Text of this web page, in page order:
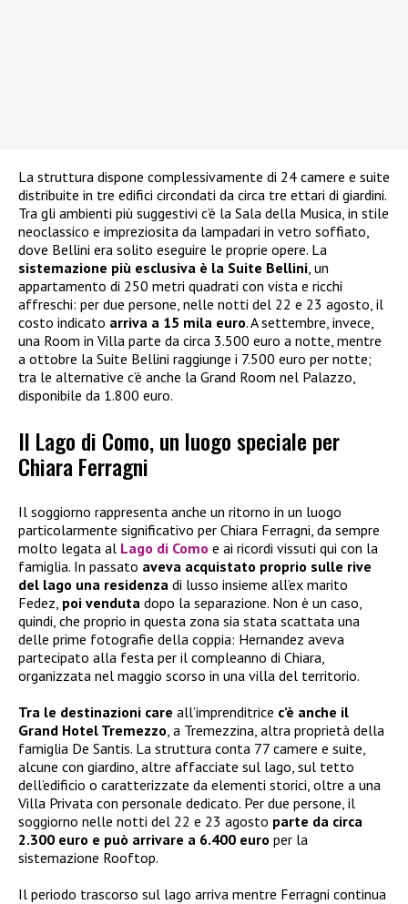
La struttura dispone complessivamente di 24 camere e suite
distribuite in tre edifici circondati da circa tre ettari di giardini.
Tra gli ambienti più suggestivi c’è la Sala della Musica, in stile
neoclassico e impreziosita da lampadari in vetro soffiato,
dove Bellini era solito eseguire le proprie opere. La
sistemazione più esclusiva è la Suite Bellini , un
appartamento di 250 metri quadrati con vista e ricchi
affreschi: per due persone, nelle notti del 22 e 23 agosto, il
costo indicato arriva a 15 mila euro. A settembre, invece,
una Room in Villa parte da circa 3.500 euro a notte, mentre
a ottobre la Suite Bellini raggiunge i 7.500 euro per notte;
tra le alternative c’è anche la Grand Room nel Palazzo,
disponibile da 1.800 euro.
Il Lago di Como, un luogo speciale per
Chiara Ferragni
Il soggiorno rappresenta anche un ritorno in un luogo
particolarmente significativo per Chiara Ferragni, da sempre
molto legata al Lago di Como e ai ricordi vissuti qui con la
famiglia. In passato aveva acquistato proprio sulle rive
del lago una residenza di lusso insieme all’ex marito
Fedez, poi venduta dopo la separazione. Non è un caso,
quindi, che proprio in questa zona sia stata scattata una
delle prime fotografie della coppia: Hernandez aveva
partecipato alla festa per il compleanno di Chiara,
organizzata nel maggio scorso in una villa del territorio.
Tra le destinazioni care all’imprenditrice c’è anche il
Grand Hotel Tremezzo, a Tremezzina, altra proprietà della
famiglia De Santis. La struttura conta 77 camere e suite,
alcune con giardino, altre affacciate sul lago, sul tetto
dell’edificio o caratterizzate da elementi storici, oltre a una
Villa Privata con personale dedicato. Per due persone, il
soggiorno nelle notti del 22 e 23 agosto parte da circa
2.300 euro e può arrivare a 6.400 euro per la
sistemazione Rooftop.
Il periodo trascorso sul lago arriva mentre Ferragni continua